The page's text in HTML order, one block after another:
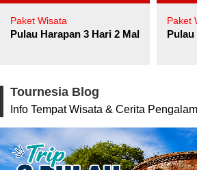
Paket Wisata
Pulau Harapan 3 Hari 2 Malam
Paket
Pulau
Tournesia Blog
Info Tempat Wisata & Cerita